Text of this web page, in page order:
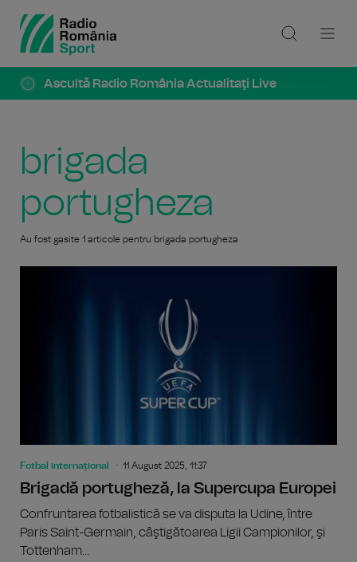
Ascultă Radio România Actualitaţi Live
brigada
portugheza
Au fost gasite 1 articole pentru brigada portugheza
Fotbal internațional 11 August 2025, 11:37
Brigadă portugheză, la Supercupa Europei
Confruntarea fotbalistică se va disputa la Udine, între
Paris Saint-Germain, câştigătoarea Ligii Campionilor, şi
Tottenham...